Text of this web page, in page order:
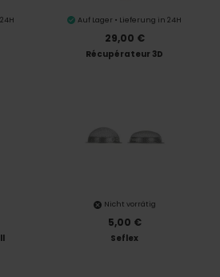
Auf Lager • Lieferung in 24H
29,00 €
Récupérateur 3D
Nicht vorrätig
5,00 €
Seflex